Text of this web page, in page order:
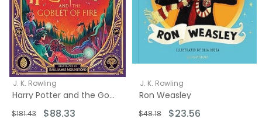
J. K. Rowling
Harry Potter and the Goblet of Fire (Interactive Illustrated Edition)
$88.33
$181.43
J. K. Rowling
Ron Weasley
$23.56
$48.18